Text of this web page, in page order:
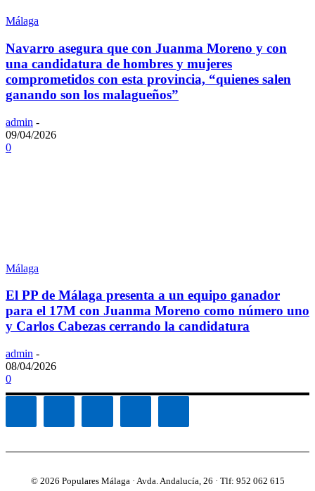
Málaga
Navarro asegura que con Juanma Moreno y con
una candidatura de hombres y mujeres
comprometidos con esta provincia, “quienes salen
ganando son los malagueños”
admin -
09/04/2026
0
Málaga
El PP de Málaga presenta a un equipo ganador
para el 17M con Juanma Moreno como número uno
y Carlos Cabezas cerrando la candidatura
admin -
08/04/2026
0
© 2026 Populares Málaga · Avda. Andalucía, 26 · Tlf: 952 062 615